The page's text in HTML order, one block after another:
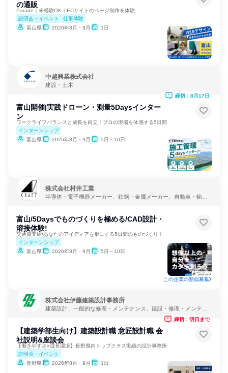
の通販
Parade｜未経験OK｜ECサイトのページ制作を体験
説明会・イベント
仕事体験
富山県
2026年8月・9月 1日
中越興業株式会社
建設・土木
富山開催|実践ドローン・測量5Daysインター
ン
ワークライフバランスと成長を両立！プロの現場を体感する5日間
インターンシップ
富山県
2026年8月・9月 5日～10日
締切：8月17日
株式会社村井工業
半導体・電子機器メーカー、鉄鋼・金属メーカー、自動車・輸送
富山/5Daysでものづくりを極める/CAD設計・
溶接体験!
交通費支給/あなたのアイディアを形にする5日間のものづくり！
インターンシップ
富山県
2026年8月・9月 5日～10日
この企業の類似募集
株式会社伊藤建築設計事務所
建築設計、一般的な修理・メンテナンス、建設・修理・メンテナ
【建築学部生向け】建築設計職 意匠設計職 会
社説明&座談会
【働きやすさ×成長環境】長野県内トップクラス実績の設計事務所
説明会・イベント
長野県
2026年8月・9月 1日
締切：明日まで